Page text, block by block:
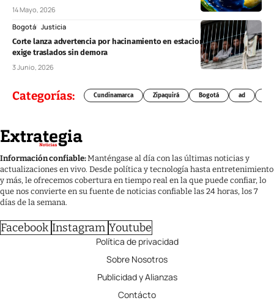
14 Mayo, 2026
Bogotá Justicia
Corte lanza advertencia por hacinamiento en estaciones de Policía y
exige traslados sin demora
3 Junio, 2026
Categorías: Cundinamarca Zipaquirá Bogotá ad
Información confiable:Manténgase al día con las últimas noticias y
actualizaciones en vivo. Desde política y tecnología hasta entretenimiento
y más, le ofrecemos cobertura en tiempo real en la que puede confiar, lo
que nos convierte en su fuente de noticias confiable las 24 horas, los 7
días de la semana.
Facebook Instagram Youtube
Política de privacidad
Sobre Nosotros
Publicidad y Alianzas
Contácto